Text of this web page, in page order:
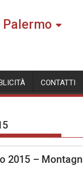
Palermo
CONTATTI
2015 –